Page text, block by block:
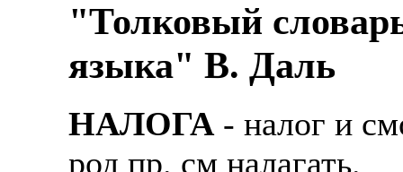
"Толковый
языка" В. Даль
НАЛОГА- налог и
род пр. см налагать.